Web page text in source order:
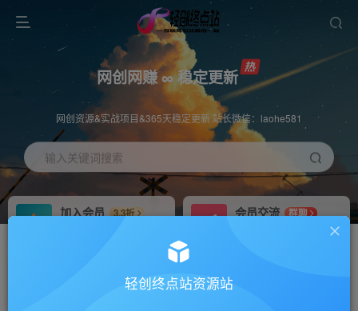
网创网赚 ∞ 稳定更新
网创资源&实战项目&365天稳定更新 站长微信：laohe581
输入关键词搜索
加入会员
3.3折
会员交流
群聊
推广返佣高达70%轻创终点站资源站